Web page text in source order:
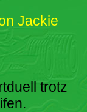
Jackie
trotz